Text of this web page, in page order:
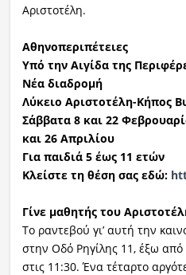
Αριστοτέλη.
Αθηνοπεριπέτειες
Υπό την Αιγίδα της
Νέα διαδρομή
Λύκειο Αριστοτέλη-Κήπος
Σάββατα 8 και 22
και 26 Απριλίου
Για παιδιά 5 έως 11 ετών
Κλείστε τη θέση σας εδώ:
Γίνε μαθητής του
Το ραντεβού γι’ αυτή την
στην Οδό Ρηγίλης 11, έξω από
στις 11:30. Ένα τέταρτο